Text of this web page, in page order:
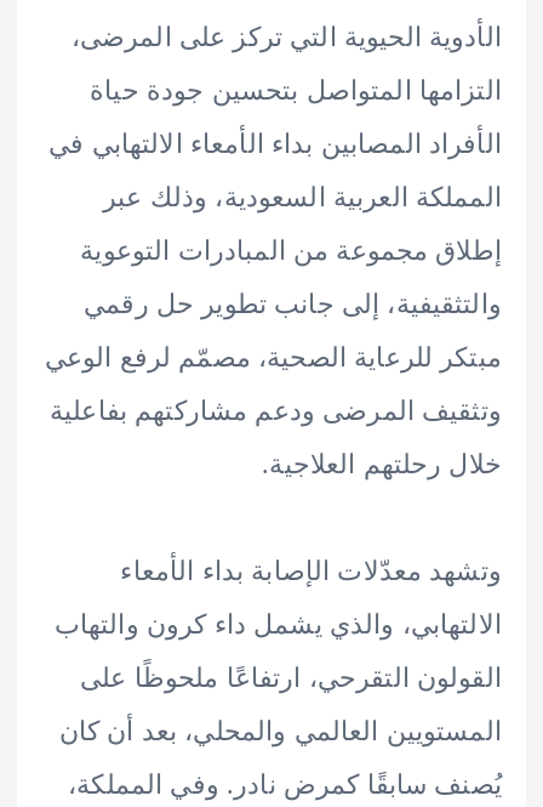
الحيوية التي تركز على المرضى،
المتواصل بتحسين جودة حياة
المصابين بداء الأمعاء الالتهابي في
العربية السعودية، وذلك عبر
مجموعة من المبادرات التوعوية
إلى جانب تطوير حل رقمي
للرعاية الصحية، مصمّم لرفع الوعي
المرضى ودعم مشاركتهم بفاعلية
رحلتهم العلاجية.
معدّلات الإصابة بداء الأمعاء
والذي يشمل داء كرون والتهاب
التقرحي، ارتفاعًا ملحوظًا على
العالمي والمحلي، بعد أن كان
سابقًا كمرض نادر. وفي المملكة،